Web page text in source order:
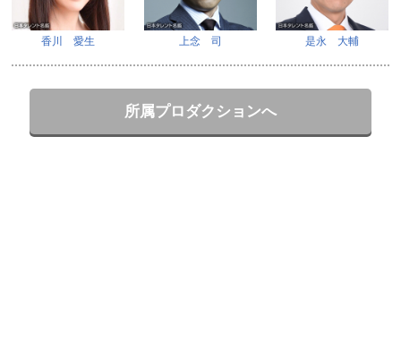
香川 愛生 上念 司 是永 大輔
所属プロダクションへ